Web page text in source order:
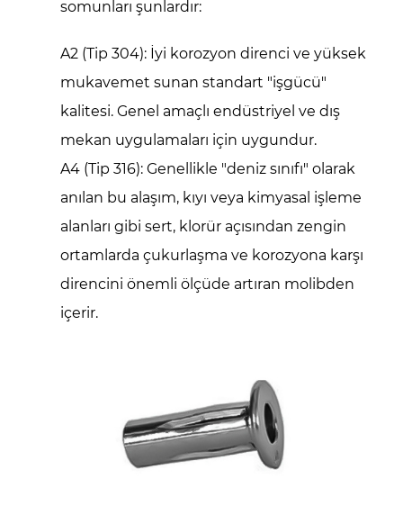
somunlarışunlardır:
A2 (Tip 304): İyi korozyon direnci ve yüksek
mukavemet sunan standart "işgücü"
kalitesi. Genel amaçlı endüstriyel ve dış
mekan uygulamaları için uygundur.
A4 (Tip 316):Genellikle "deniz sınıfı" olarak
anılan bu alaşım, kıyı veya kimyasal işleme
alanları gibi sert, klorür açısından zengin
ortamlarda çukurlaşma ve korozyona karşı
direncini önemli ölçüde artıran molibden
içerir.